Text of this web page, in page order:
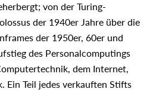
von der Turing-
der 1940er Jahre über die
der 1950er, 60er und
des Personalcomputings
dem Internet,
Ein Teil jedes verkauften Stifts